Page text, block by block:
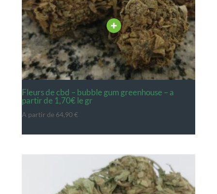
fleurs de cbd – bubble gum greenhouse – a
partir de 1,70€ le gr
A partir de 64,90€